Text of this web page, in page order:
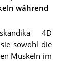
während
4D
sowohl die
Muskeln im